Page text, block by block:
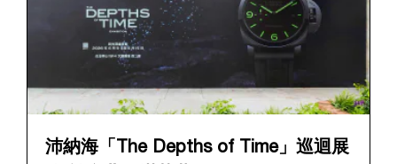
沛納海「The Depths of Time」巡迴展